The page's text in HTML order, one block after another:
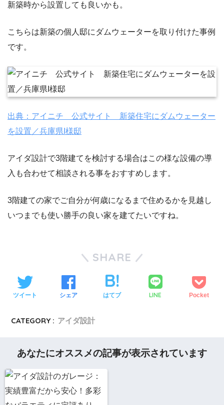
新築時から設置しても良いかも。
こちらは新築の個人邸にダムウェーターを取り付けた事例
です。
出典：アイニチ 公式サイト 新築住宅にダムウェーター
を設置／兵庫県I様邸
アイダ設計で3階建てを検討する場合はこの様な設備の導
入も合わせて相談される事をおすすめします。
3階建ての家でご自分が何歳になるまで住めるかを見越し
いつまでも使い勝手の良い家を建てたいですね。
SHARE
ツイート シェア はてブ LINE Pocket
CATEGORY : アイダ設計
あなたにオススメの記事が表示されています